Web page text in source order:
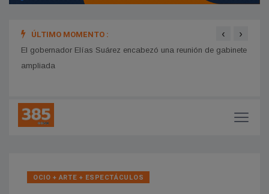
ÚLTIMO MOMENTO :
El gobernador Elías Suárez encabezó una reunión de gabinete
ampliada
‹ ›
OCIO + ARTE + ESPECTÁCULOS